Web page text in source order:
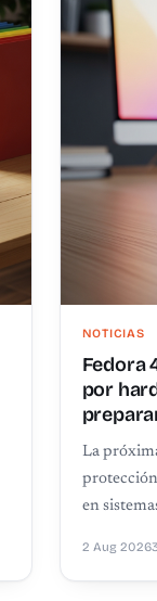
NOTICIAS
Fedora
por
La
en
2 Aug 2026